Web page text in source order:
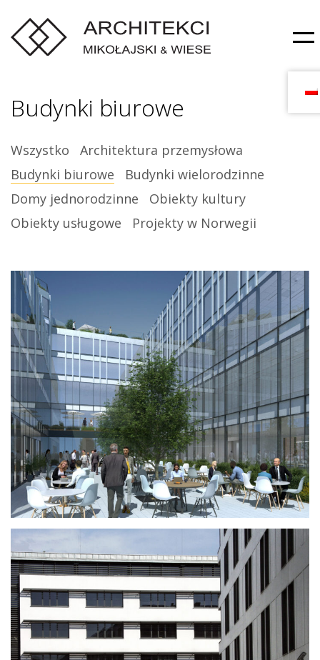
Budynki biurowe
Wszystko
Architektura przemysłowa
Budynki biurowe
Budynki wielorodzinne
Domy jednorodzinne
Obiekty kultury
Obiekty usługowe
Projekty w Norwegii